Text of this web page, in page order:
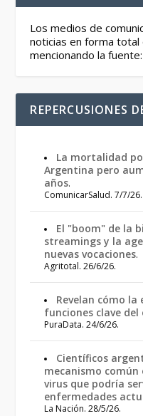
Los medios de
noticias en forma
mencionando la
REPERCUSIONES
La mortalidad
Argentina pero
años.
ComunicarSalud. 7/7/26.
El "boom" de la
streamings y la
nuevas vocaciones.
Agritotal. 26/6/26.
Revelan cómo
funciones clave del
PuraData. 24/6/26.
Científicos
mecanismo
virus que podría
enfermedades
La Nación. 28/5/26.